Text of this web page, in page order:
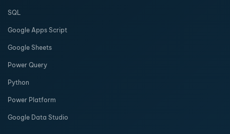
SQL
Google Apps Script
Google Sheets
Power Query
Python
Power Platform
Google Data Studio